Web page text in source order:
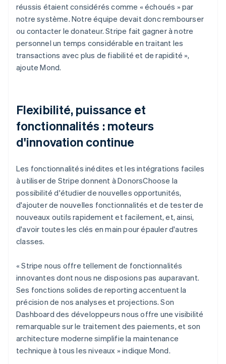
réussis étaient considérés comme « échoués » par
notre système. Notre équipe devait donc rembourser
ou contacter le donateur. Stripe fait gagner à notre
personnel un temps considérable en traitant les
transactions avec plus de fiabilité et de rapidité »,
ajoute Mond.
Flexibilité, puissance et
fonctionnalités : moteurs
d'innovation continue
Les fonctionnalités inédites et les intégrations faciles
à utiliser de Stripe donnent à DonorsChoose la
possibilité d'étudier de nouvelles opportunités,
d'ajouter de nouvelles fonctionnalités et de tester de
nouveaux outils rapidement et facilement, et, ainsi,
d'avoir toutes les clés en main pour épauler d'autres
classes.
« Stripe nous offre tellement de fonctionnalités
innovantes dont nous ne disposions pas auparavant.
Ses fonctions solides de reporting accentuent la
précision de nos analyses et projections. Son
Dashboard des développeurs nous offre une visibilité
remarquable sur le traitement des paiements, et son
architecture moderne simplifie la maintenance
technique à tous les niveaux » indique Mond.